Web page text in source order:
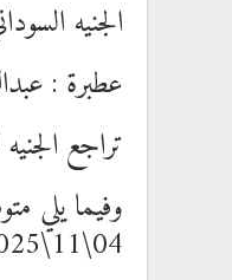
الجنيه
عطبرة :
تراجع
وفيما يلي
04\11\2025م: